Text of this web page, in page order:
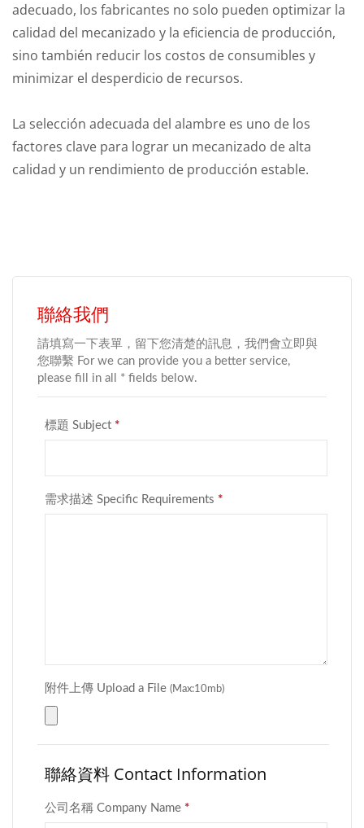
adecuado, los fabricantes no solo pueden optimizar la
calidad del mecanizado y la eficiencia de producción,
sino también reducir los costos de consumibles y
minimizar el desperdicio de recursos.
La selección adecuada del alambre es uno de los
factores clave para lograr un mecanizado de alta
calidad y un rendimiento de producción estable.